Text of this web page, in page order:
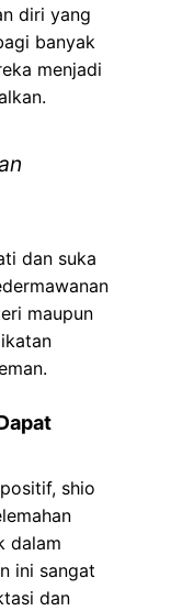
diri yang
banyak
menjadi
dan suka
maupun
shio
dalam
ini sangat
dan